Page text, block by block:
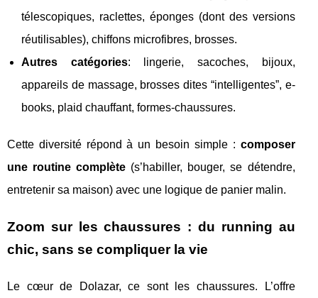
télescopiques, raclettes, éponges (dont des versions
réutilisables), chiffons microfibres, brosses.
Autres catégories: lingerie, sacoches, bijoux,
appareils de massage, brosses dites “intelligentes”, e-
books, plaid chauffant, formes-chaussures.
Cette diversité répond à un besoin simple : composer
une routine complète (s’habiller, bouger, se détendre,
entretenir sa maison) avec une logique de panier malin.
Zoom sur les chaussures : du running au
chic, sans se compliquer la vie
Le cœur de Dolazar, ce sont les chaussures. L’offre